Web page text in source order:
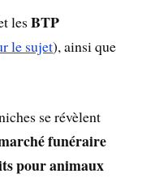
lesBTP
le sujet), ainsi que
se révèlent
funéraire
pour animaux